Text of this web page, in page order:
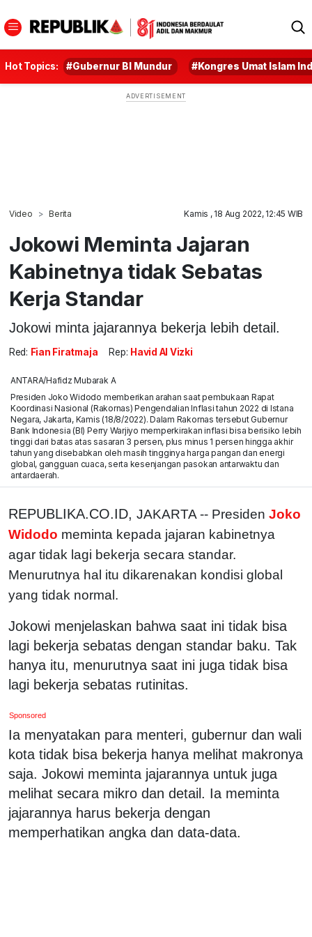
Hot Topics: #Gubernur BI Mundur #Kongres Umat Islam
Video Berita Kamis , 18 Aug 2022, 12:45 WIB
Jokowi Meminta Jajaran
Kabinetnya tidak Sebatas
Kerja Standar
Jokowi minta jajarannya bekerja lebih detail.
Red: Fian Firatmaja Rep: Havid Al Vizki
ANTARA/Hafidz Mubarak A
Presiden Joko Widodo memberikan arahan saat pembukaan Rapat
Koordinasi Nasional (Rakornas) Pengendalian Inflasi tahun 2022 di Istana
Negara, Jakarta, Kamis (18/8/2022). Dalam Rakornas tersebut Gubernur
Bank Indonesia (BI) Perry Warjiyo memperkirakan inflasi bisa berisiko lebih
tinggi dari batas atas sasaran 3 persen, plus minus 1 persen hingga akhir
tahun yang disebabkan oleh masih tingginya harga pangan dan energi
global, gangguan cuaca, serta kesenjangan pasokan antarwaktu dan
antardaerah.
REPUBLIKA.CO.ID, JAKARTA -- Presiden Joko
Widodo meminta kepada jajaran kabinetnya
agar tidak lagi bekerja secara standar.
Menurutnya hal itu dikarenakan kondisi global
yang tidak normal.
Jokowi menjelaskan bahwa saat ini tidak bisa
lagi bekerja sebatas dengan standar baku. Tak
hanya itu, menurutnya saat ini juga tidak bisa
lagi bekerja sebatas rutinitas.
Sponsored
Ia menyatakan para menteri, gubernur dan wali
kota tidak bisa bekerja hanya melihat makronya
saja. Jokowi meminta jajarannya untuk juga
melihat secara mikro dan detail. Ia meminta
jajarannya harus bekerja dengan
memperhatikan angka dan data-data.